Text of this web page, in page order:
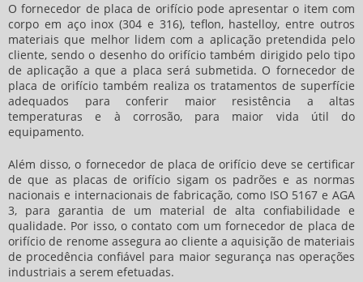
Ofornecedor de placa de orifíciopode apresentar o item com
corpo em aço inox (304 e 316), teflon, hastelloy, entre outros
materiais que melhor lidem com a aplicação pretendida pelo
cliente, sendo o desenho do orifício também dirigido pelo tipo
de aplicação a que a placa será submetida. O fornecedor de
placa de orifíciotambém realiza os tratamentos de superfície
adequados para conferir maior resistência a altas
temperaturas e à corrosão, para maior vida útil do
equipamento.
Além disso, o fornecedor de placa de orifício deve se certificar
de que as placas de orifício sigam os padrões e as normas
nacionais e internacionais de fabricação, como ISO 5167 e AGA
3, para garantia de um material de alta confiabilidade e
qualidade. Por isso, o contato com umfornecedor de placa de
orifício de renome assegura ao cliente a aquisição de materiais
de procedência confiável para maior segurança nas operações
industriais a serem efetuadas.